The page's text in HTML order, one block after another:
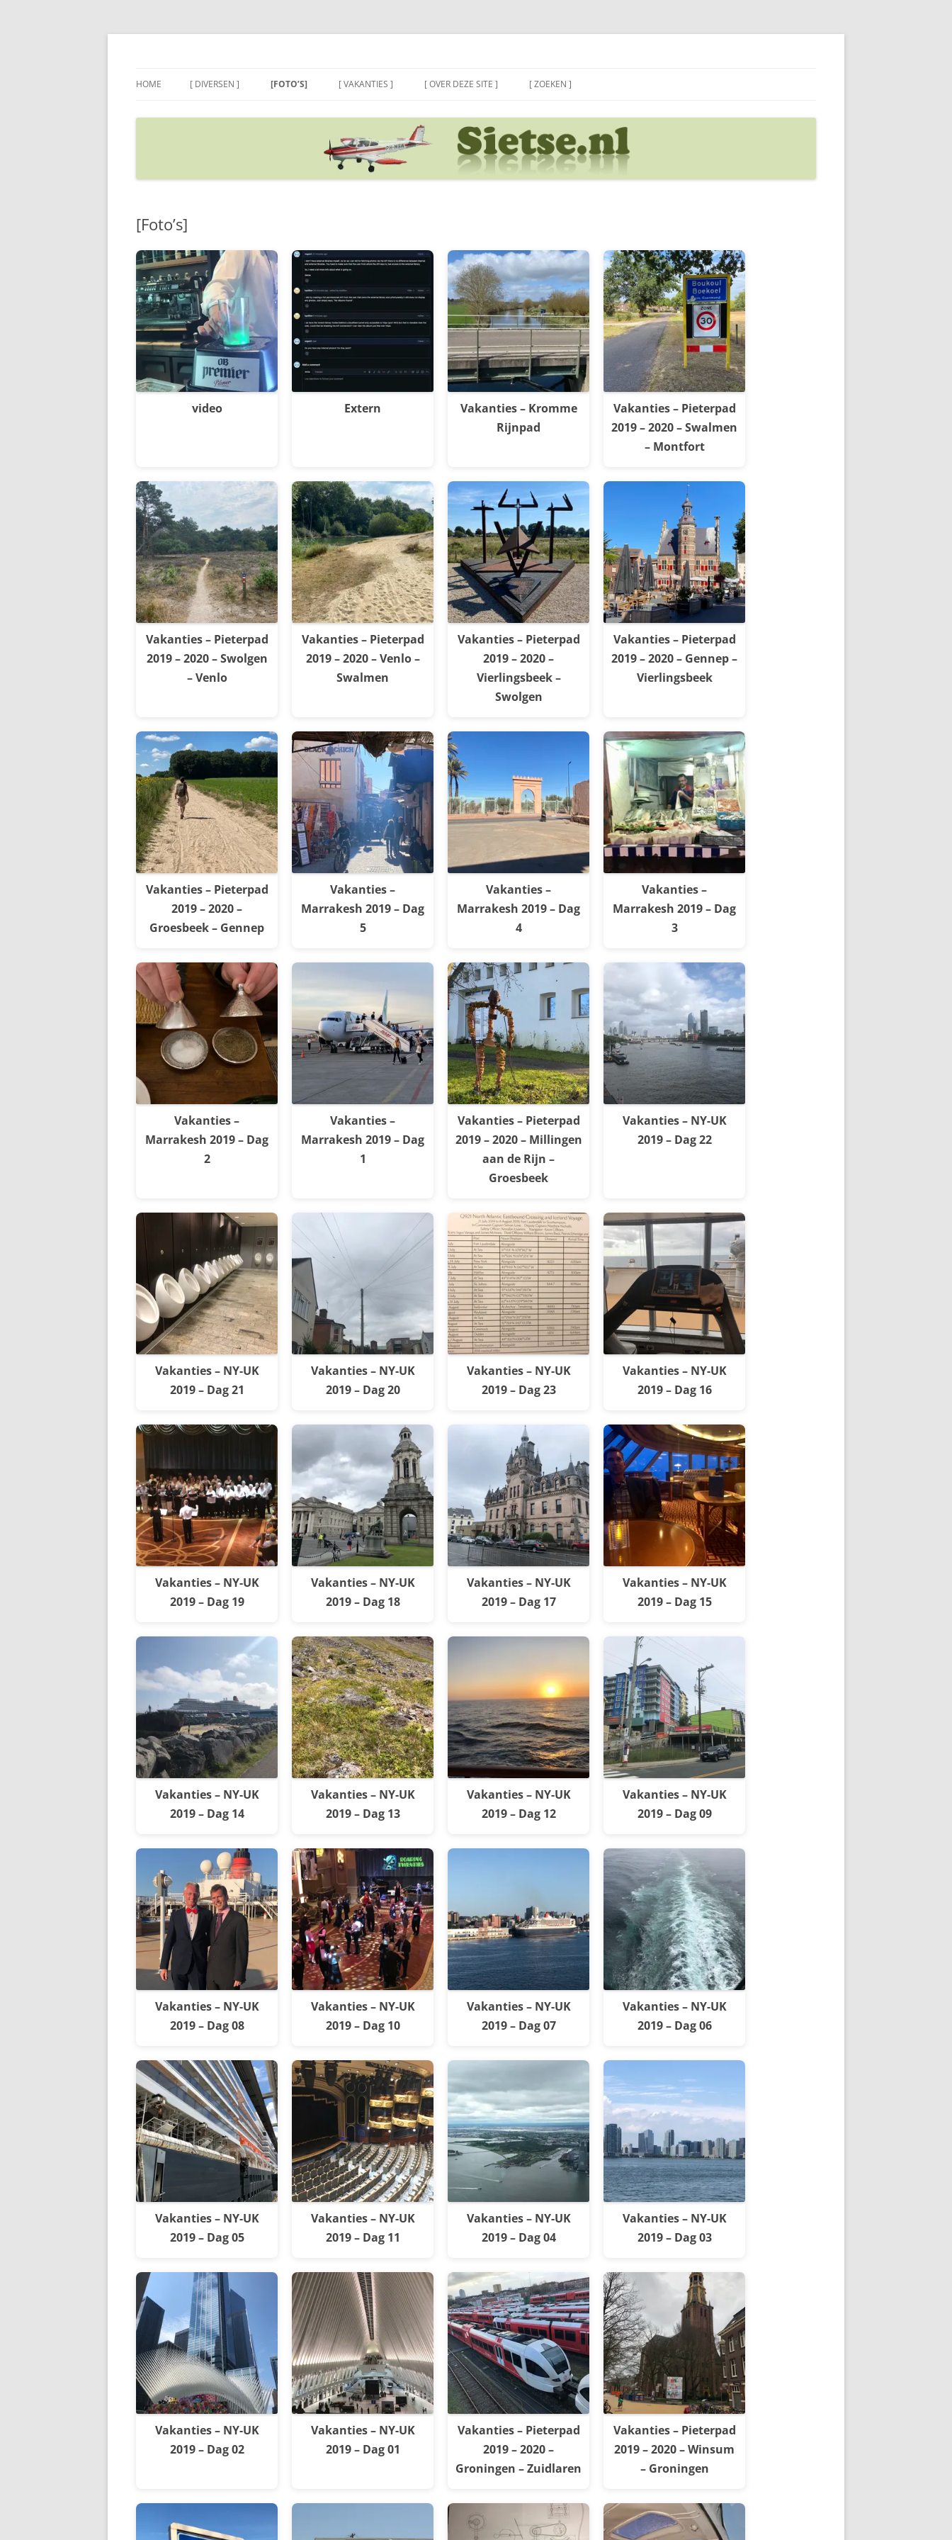
Ga
HOME [ DIVERSEN ] [FOTO’S] [ VAKANTIES ] [ OVER DEZE SITE ] [ ZOEKEN ]
[Foto’s]
video Extern
Vakanties – Kromme
Rijnpad
Vakanties – Pieterpad
2019 – 2020 – Swalmen
– Montfort
Vakanties – Pieterpad
2019 – 2020 – Swolgen
– Venlo
Vakanties – Pieterpad
2019 – 2020 – Venlo –
Swalmen
Vakanties – Pieterpad
2019 – 2020 –
Vierlingsbeek –
Swolgen
Vakanties – Pieterpad
2019 – 2020 – Gennep –
Vierlingsbeek
Vakanties – Pieterpad
2019 – 2020 –
Groesbeek – Gennep
Vakanties –
Marrakesh 2019 – Dag
5
Vakanties –
Marrakesh 2019 – Dag
4
Vakanties –
Marrakesh 2019 – Dag
3
Vakanties –
Marrakesh 2019 – Dag
2
Vakanties –
Marrakesh 2019 – Dag
1
Vakanties – Pieterpad
2019 – 2020 – Millingen
aan de Rijn –
Groesbeek
Vakanties – NY-UK
2019 – Dag 22
Vakanties – NY-UK
2019 – Dag 21
Vakanties – NY-UK
2019 – Dag 20
Vakanties – NY-UK
2019 – Dag 23
Vakanties – NY-UK
2019 – Dag 16
Vakanties – NY-UK
2019 – Dag 19
Vakanties – NY-UK
2019 – Dag 18
Vakanties – NY-UK
2019 – Dag 17
Vakanties – NY-UK
2019 – Dag 15
Vakanties – NY-UK
2019 – Dag 14
Vakanties – NY-UK
2019 – Dag 13
Vakanties – NY-UK
2019 – Dag 12
Vakanties – NY-UK
2019 – Dag 09
Vakanties – NY-UK
2019 – Dag 08
Vakanties – NY-UK
2019 – Dag 10
Vakanties – NY-UK
2019 – Dag 07
Vakanties – NY-UK
2019 – Dag 06
Vakanties – NY-UK
2019 – Dag 05
Vakanties – NY-UK
2019 – Dag 11
Vakanties – NY-UK
2019 – Dag 04
Vakanties – NY-UK
2019 – Dag 03
Vakanties – NY-UK
2019 – Dag 02
Vakanties – NY-UK
2019 – Dag 01
Vakanties – Pieterpad
2019 – 2020 –
Groningen – Zuidlaren
Vakanties – Pieterpad
2019 – 2020 – Winsum
– Groningen